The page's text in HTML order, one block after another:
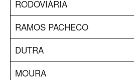
RODOVIÁRIA
RAMOS PACHECO
DUTRA
MOURA